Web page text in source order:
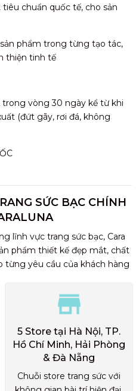
chuẩn quốc tế, cho sản
phẩm trong từng tạo tác,
thiện tinh tế
vòng 30 ngày kể từ khi
(đứt gãy, rơi đá, không
SỨC BẠC CHÍNH
lĩnh vực trang sức bạc, Cara
phẩm thiết kế đẹp mắt, chất
yêu cầu của khách hàng
5 Store tại Hà Nội, TP.
Hồ Chí Minh, Hải Phòng
& Đà Nẵng
Chuỗi store trang sức với